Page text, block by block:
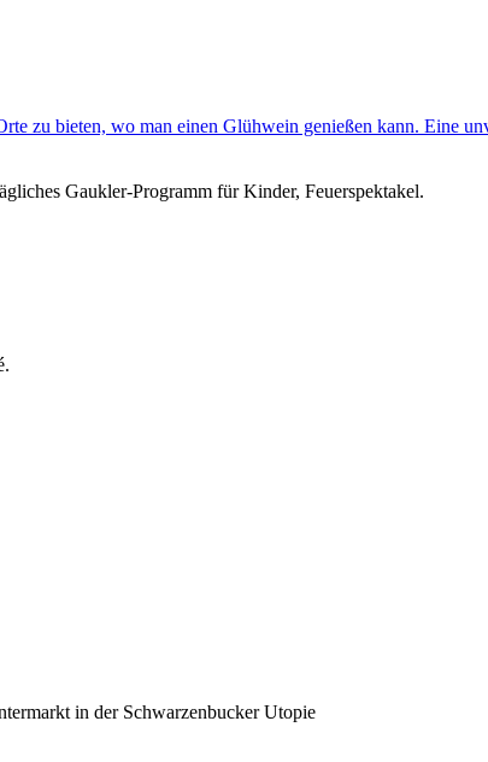
zu bieten, wo man einen Glühwein genießen kann. Eine
Gaukler-Programm für Kinder, Feuerspektakel.
in der Schwarzenbucker Utopie